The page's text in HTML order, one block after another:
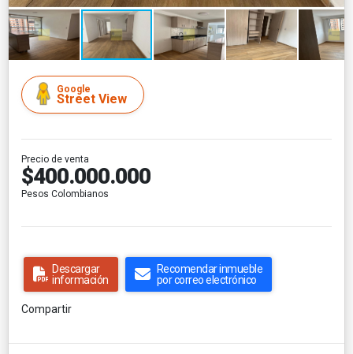
Google
Street View
Precio de venta
$400.000.000
Pesos Colombianos
Descargar
información
Recomendar inmueble
por correo electrónico
Compartir